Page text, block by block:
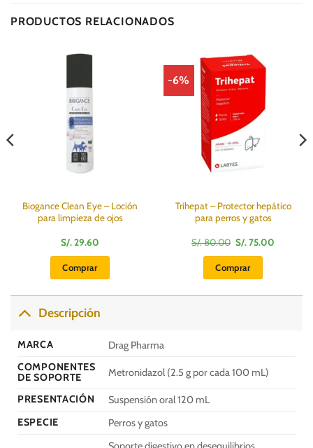
PRODUCTOS RELACIONADOS
Biogance Clean Eye – Loción
para limpieza de ojos
S/.29.60
Comprar
-6%
Trihepat – Protector hepático
para perros y gatos
S/.80.00 El
precio
original
era:
S/.
S/.75.00
Comprar
Descripción
MARCA
Drag Pharma
COMPONENTES
DE SOPORTE
Metronidazol (2.5 g por cada 100 mL)
PRESENTACIÓN
Suspensión oral 120 mL
ESPECIE
Perros y gatos